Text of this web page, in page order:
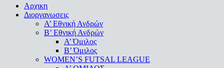
Close
Menu
Αρχικη
Διοργανωσεις
Α’ Εθνική Ανδρών
Β’ Εθνική Ανδρών
A’ Όμιλος
Β’ Όμιλος
WOMEN’S FUTSAL LEAGUE